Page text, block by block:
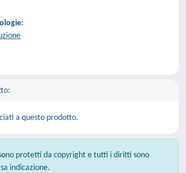
a questo prodotto.
protetti da copyright e tutti i diritti sono
indicazione.